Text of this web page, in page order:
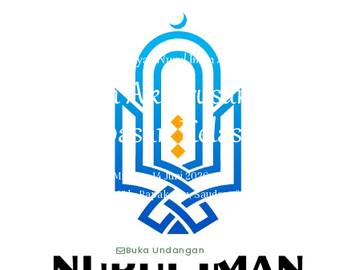
Madrasah Ibtidaiyah Nurul Iman Al-Azhary
Haflah Akhirusanah
Pelepasan Kelas 6
Minggu, 14 Juni 2026
Kepada Yth, Bapak, Ibu, Saudara/i:
Buka Undangan